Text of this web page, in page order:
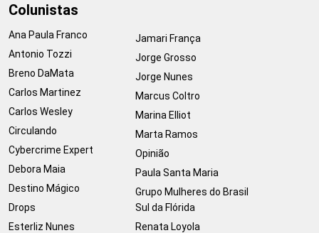
Colunistas
Ana Paula Franco
Antonio Tozzi
Breno DaMata
Carlos Martinez
Carlos Wesley
Circulando
Cybercrime Expert
Debora Maia
Destino Mágico
Drops
Esterliz Nunes
Jamari França
Jorge Grosso
Jorge Nunes
Marcus Coltro
Marina Elliot
Marta Ramos
Opinião
Paula Santa Maria
Grupo Mulheres do Brasil
Sul da Flórida
Renata Loyola